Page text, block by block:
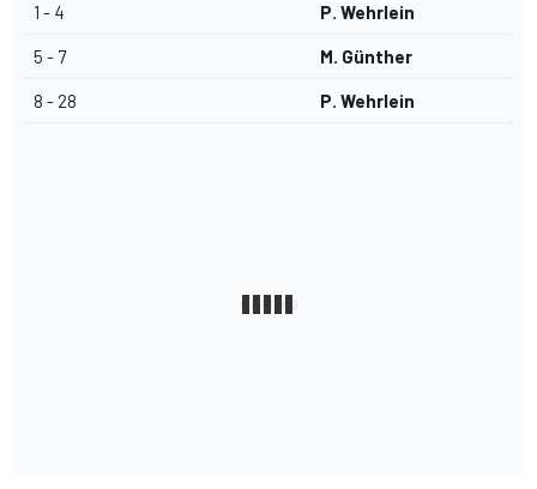
1 - 4 P. Wehrlein
5 - 7 M. Günther
8 - 28 P. Wehrlein